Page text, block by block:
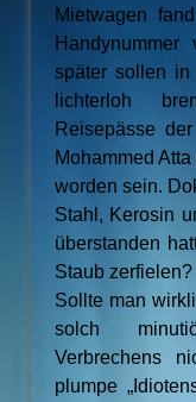
Mietwagen
später sollen in
lichterloh
Reisepässe
Mohammed
worden sein.
Stahl, Kerosin
überstanden
Staub zerfielen?
Sollte man
solch
Verbrechens
plumpe